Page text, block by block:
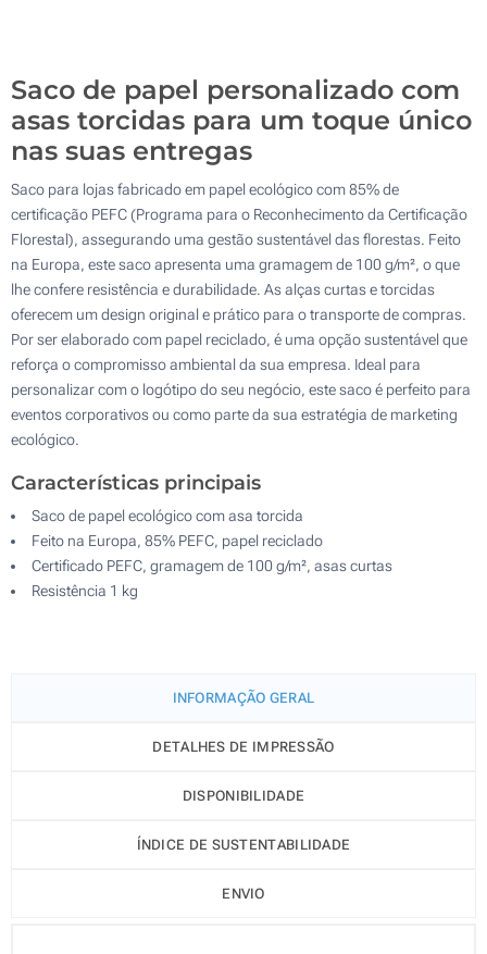
Saco de papel personalizado com
asas torcidas para um toque único
nas suas entregas
Saco para lojas fabricado em papel ecológico com 85% de
certificação PEFC (Programa para o Reconhecimento da Certificação
Florestal), assegurando uma gestão sustentável das florestas. Feito
na Europa, este saco apresenta uma gramagem de 100 g/m², o que
lhe confere resistência e durabilidade. As alças curtas e torcidas
oferecem um design original e prático para o transporte de compras.
Por ser elaborado com papel reciclado, é uma opção sustentável que
reforça o compromisso ambiental da sua empresa. Ideal para
personalizar com o logótipo do seu negócio, este saco é perfeito para
eventos corporativos ou como parte da sua estratégia de marketing
ecológico.
Características principais
Saco de papel ecológico com asa torcida
Feito na Europa, 85% PEFC, papel reciclado
Certificado PEFC, gramagem de 100 g/m², asas curtas
Resistência 1 kg
INFORMAÇÃO GERAL
DETALHES DE IMPRESSÃO
DISPONIBILIDADE
ÍNDICE DE SUSTENTABILIDADE
ENVIO